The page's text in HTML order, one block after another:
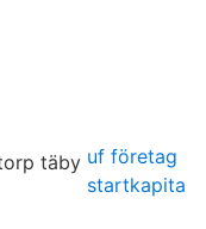
uf företag
startkapita